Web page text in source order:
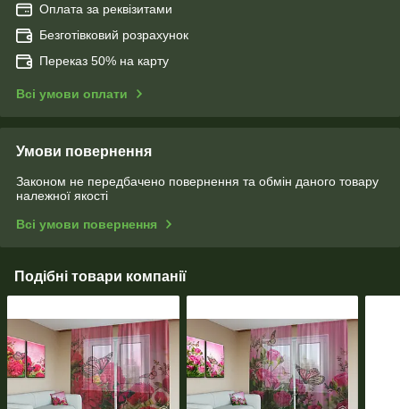
Оплата за реквізитами
Безготівковий розрахунок
Переказ 50% на карту
Всі умови оплати
Умови повернення
Законом не передбачено повернення та обмін даного товару
належної якості
Всі умови повернення
Подібні товари компанії